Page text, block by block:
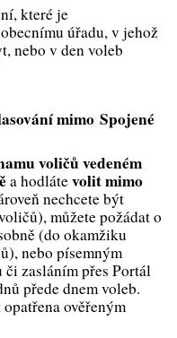
které je
úřadu, v jehož
nebo v den voleb
mimo Spojené
voličů vedeném
a hodlátevolit mimo
nechcete být
můžete požádat o
(do okamžiku
nebo písemným
či zasláním přes Portál
přede dnem voleb.
ověřeným